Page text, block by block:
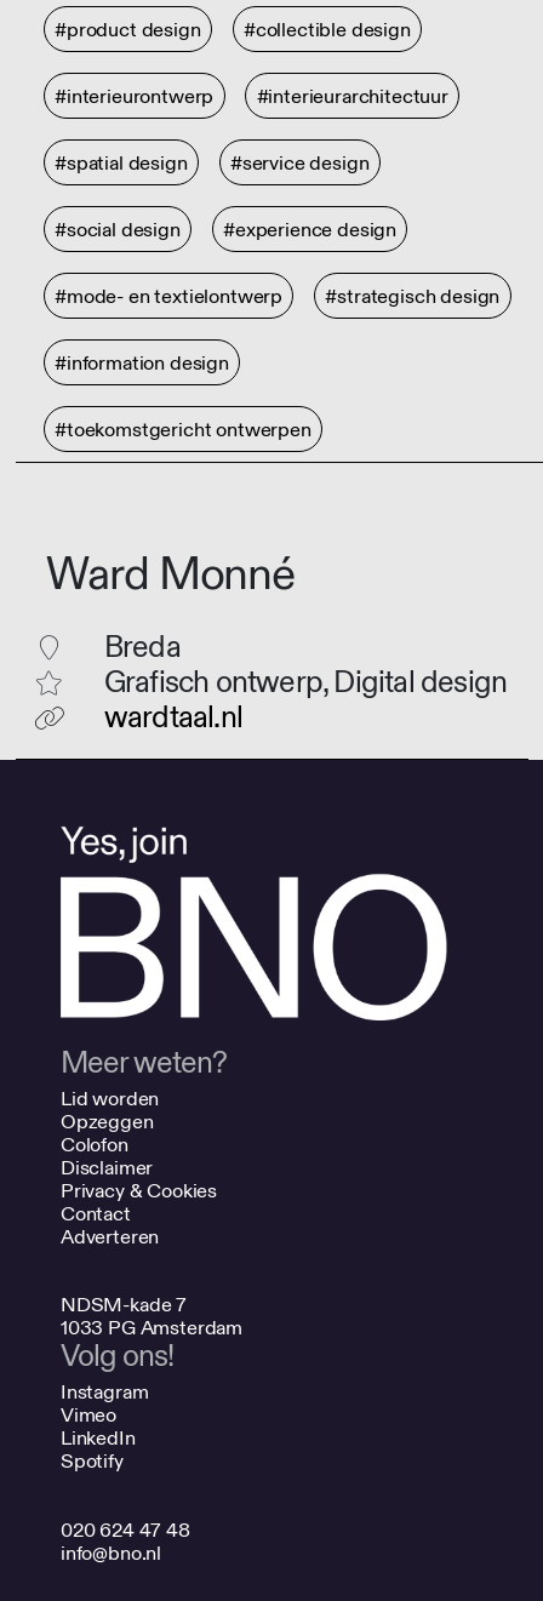
#product design #collectible design
#interieurontwerp #interieurarchitectuur
#spatial design #service design
#social design #experience design
#mode- en textielontwerp #strategisch design
#information design
#toekomstgericht ontwerpen
Ward Monné
Breda
Grafisch ontwerp, Digital design
wardtaal.nl
Meer weten?
Lid worden
Opzeggen
Colofon
Disclaimer
Privacy & Cookies
Contact
Adverteren
NDSM-kade 7
1033 PG Amsterdam
Volg ons!
Instagram
Vimeo
LinkedIn
Spotify
020 624 47 48
info@bno.nl